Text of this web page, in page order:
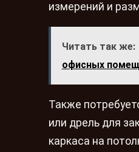
измерений и
Читать так же:
офисных
Также
или дрель для
каркаса на